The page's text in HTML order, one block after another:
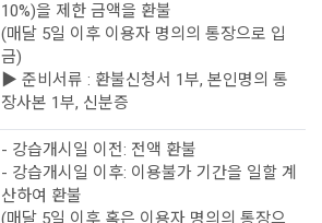
10%)을 제한 금액을 환불
(매달 5일 이후 이용자 명의의 통장으로 입
금)
▶ 준비서류 : 환불신청서 1부, 본인명의 통
장사본 1부, 신분증
- 강습개시일 이전: 전액 환불
- 강습개시일 이후: 이용불가 기간을 일할 계
산하여 환불
(매달 5일 이후 혹은 이용자 명의의 통장으